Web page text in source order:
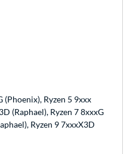
(Phoenix), Ryzen 5 9xxx
(Raphael), Ryzen 7 8xxxG
Ryzen 9 7xxxX3D